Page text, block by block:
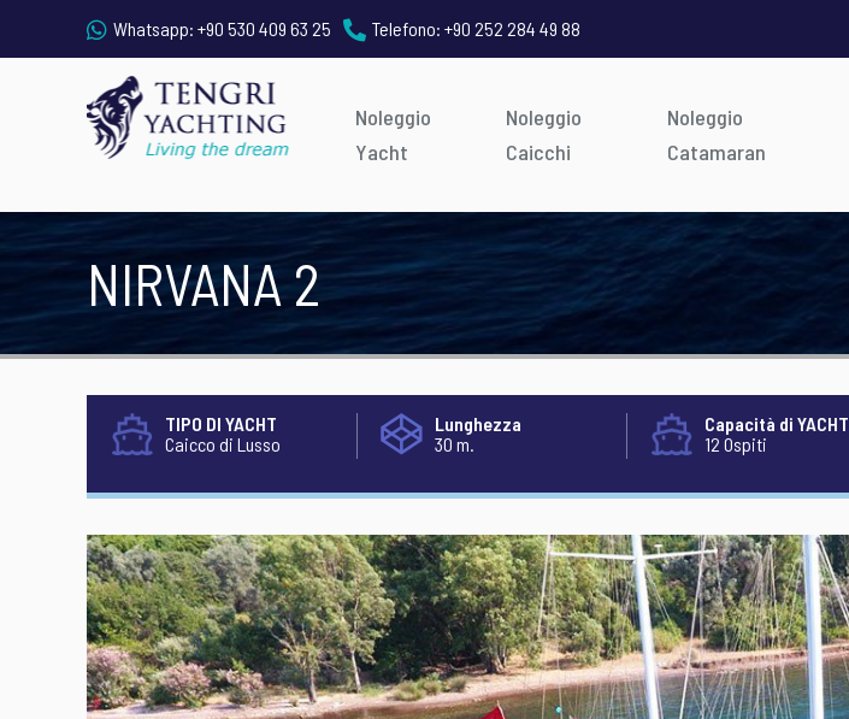
Whatsapp: +90 530 409 63 25 Telefono: +90 252 284 49 88
Noleggio
Yacht
Noleggio
Caicchi
Noleggio
Catamaran
NIRVANA 2
TIPO DI YACHT
Caicco di Lusso
Lunghezza
30 m.
Capacità di YACHT
12 Ospiti